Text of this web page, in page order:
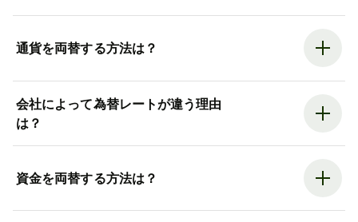
通貨を両替する方法は？
会社によって為替レートが違う理由
は？
資金を両替する方法は？